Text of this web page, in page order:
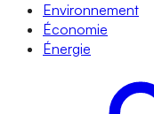
Environnement
Économie
Énergie